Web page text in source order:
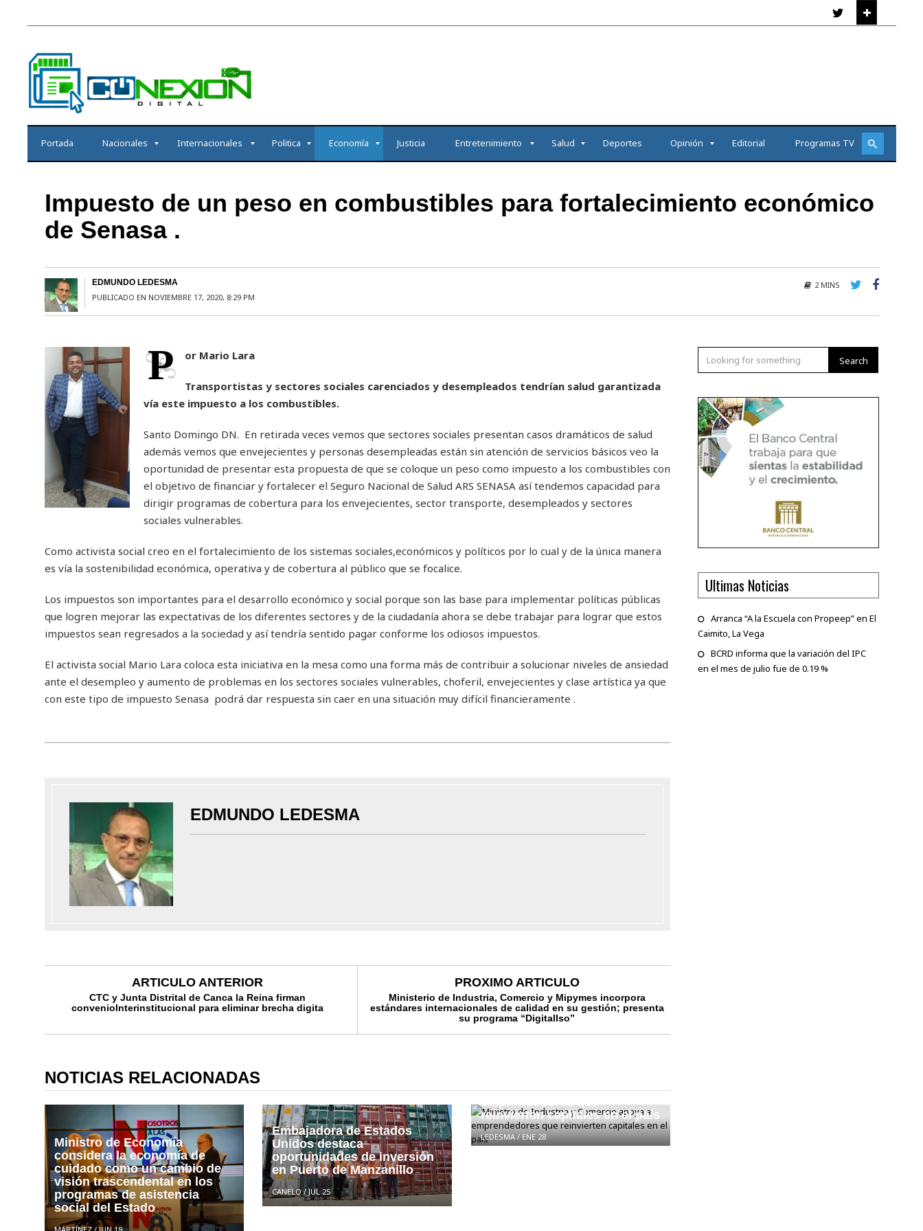
Portada Nacionales Internacionales Politica Economía Justicia Entretenimiento Salud Deportes Opinión Editorial Programas TV
Impuesto de un peso en combustibles para fortalecimiento económico
de Senasa .
EDMUNDO LEDESMA
PUBLICADO EN NOVIEMBRE 17, 2020, 8:29 PM
2 MINS
P or Mario Lara
Transportistas y sectores sociales carenciados y desempleados tendrían salud garantizada
vía este impuesto a los combustibles.
Santo Domingo DN. En retirada veces vemos que sectores sociales presentan casos dramáticos de salud
además vemos que envejecientes y personas desempleadas están sin atención de servicios básicos veo la
oportunidad de presentar esta propuesta de que se coloque un peso como impuesto a los combustibles con
el objetivo de financiar y fortalecer el Seguro Nacional de Salud ARS SENASA así tendemos capacidad para
dirigir programas de cobertura para los envejecientes, sector transporte, desempleados y sectores
sociales vulnerables.
Como activista social creo en el fortalecimiento de los sistemas sociales,económicos y políticos por lo cual y de la única manera
es vía la sostenibilidad económica, operativa y de cobertura al público que se focalice.
Los impuestos son importantes para el desarrollo económico y social porque son las base para implementar políticas públicas
que logren mejorar las expectativas de los diferentes sectores y de la ciudadanía ahora se debe trabajar para lograr que estos
impuestos sean regresados a la sociedad y así tendría sentido pagar conforme los odiosos impuestos.
El activista social Mario Lara coloca esta iniciativa en la mesa como una forma más de contribuir a solucionar niveles de ansiedad
ante el desempleo y aumento de problemas en los sectores sociales vulnerables, choferil, envejecientes y clase artística ya que
con este tipo de impuesto Senasa podrá dar respuesta sin caer en una situación muy difícil financieramente .
EDMUNDO LEDESMA
ARTICULO ANTERIOR
CTC y Junta Distrital de Canca la Reina firman
convenioInterinstitucional para eliminar brecha digita
PROXIMO ARTICULO
Ministerio de Industria, Comercio y Mipymes incorpora
estándares internacionales de calidad en su gestión; presenta
su programa “DigitalIso”
NOTICIAS RELACIONADAS
Ministro de Economía
considera la economía de
cuidado como un cambio de
visión trascendental en los
programas de asistencia
social del Estado
Embajadora de Estados
Unidos destaca
oportunidades de inversión
en Puerto de Manzanillo
CANELO/JUL 25
Comercio apoya a
emprendedores que
reinvierten capitales en el país
LEDESMA / ENE 28
Search
Ultimas Noticias
Arranca “A la Escuela con Propeep” en El
Caimito, La Vega
BCRD informa que la variación del IPC
en el mes de julio fue de 0.19 %